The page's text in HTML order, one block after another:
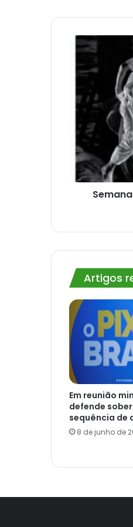
Semana
da
Cultura
Caiçara
espaços
culturais
de
Santos
Artigos
Em reunião
defende
sequência de
8 de junho de